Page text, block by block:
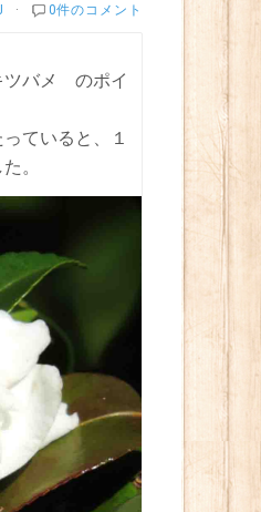
· 0件のコメント
ツバメ のポイ
ていると、１
。